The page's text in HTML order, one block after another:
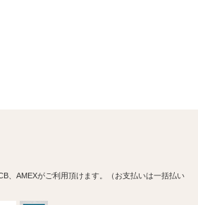
、AMEXがご利用頂けます。（お支払いは一括払い